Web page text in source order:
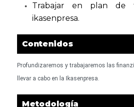
Trabajar en plan de
ikasenpresa.
Contenidos
Profundizaremos y trabajaremos las
llevar a cabo en la Ikasenpresa.
Metodología